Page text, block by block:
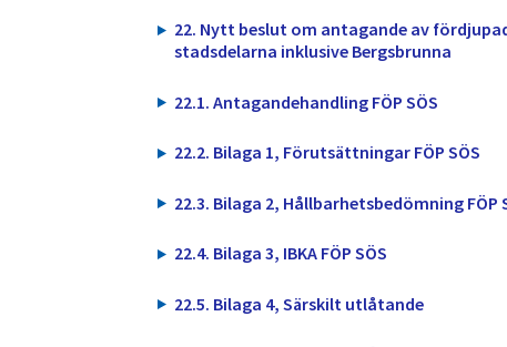
22. Nytt beslut om antagande av
stadsdelarna inklusive Bergsbrunna
22.1. Antagandehandling FÖP SÖS
22.2. Bilaga 1, Förutsättningar FÖP SÖS
22.3. Bilaga 2, Hållbarhetsbedömning FÖP
22.4. Bilaga 3, IBKA FÖP SÖS
22.5. Bilaga 4, Särskilt utlåtande